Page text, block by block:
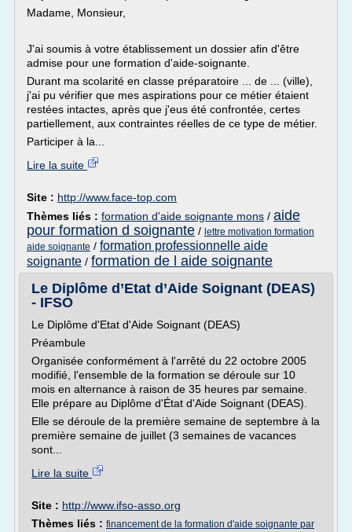
Madame, Monsieur,
J'ai soumis à votre établissement un dossier afin d'être
admise pour une formation d'aide-soignante.
Durant ma scolarité en classe préparatoire ... de ... (ville),
j'ai pu vérifier que mes aspirations pour ce métier étaient
restées intactes, après que j'eus été confrontée, certes
partiellement, aux contraintes réelles de ce type de métier.
Participer à la...
Lire la suite
Site : http://www.face-top.com
Thèmes liés : formation d'aide soignante mons / aide
pour formation d soignante / lettre motivation formation
aide soignante / formation professionnelle aide
soignante / formation de l aide soignante
Le Diplôme d’Etat d’Aide Soignant (DEAS)
- IFSO
Le Diplôme d'Etat d'Aide Soignant (DEAS)
Préambule
Organisée conformément à l'arrêté du 22 octobre 2005
modifié, l'ensemble de la formation se déroule sur 10
mois en alternance à raison de 35 heures par semaine.
Elle prépare au Diplôme d'État d'Aide Soignant (DEAS).
Elle se déroule de la première semaine de septembre à la
première semaine de juillet (3 semaines de vacances
sont...
Lire la suite
Site : http://www.ifso-asso.org
Thèmes liés : financement de la formation d'aide soignante par